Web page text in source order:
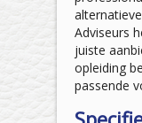
Adviseurs
juiste
opleiding
passende